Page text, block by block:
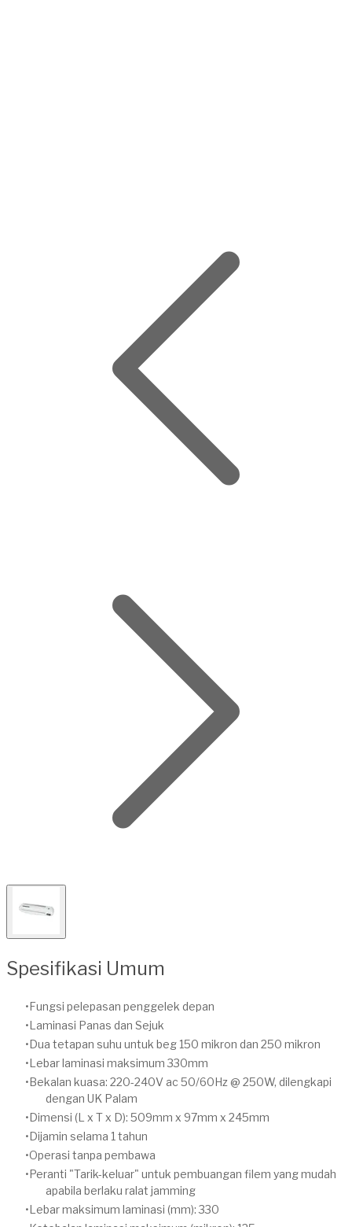
Spesifikasi Umum
Fungsi pelepasan penggelek depan
Laminasi Panas dan Sejuk
Dua tetapan suhu untuk beg 150 mikron dan 250 mikron
Lebar laminasi maksimum 330mm
Bekalan kuasa: 220-240V ac 50/60Hz @ 250W, dilengkapi
dengan UK Palam
Dimensi (L x T x D): 509mm x 97mm x 245mm
Dijamin selama 1 tahun
Operasi tanpa pembawa
Peranti "Tarik-keluar" untuk pembuangan filem yang mudah
apabila berlaku ralat jamming
Lebar maksimum laminasi (mm): 330